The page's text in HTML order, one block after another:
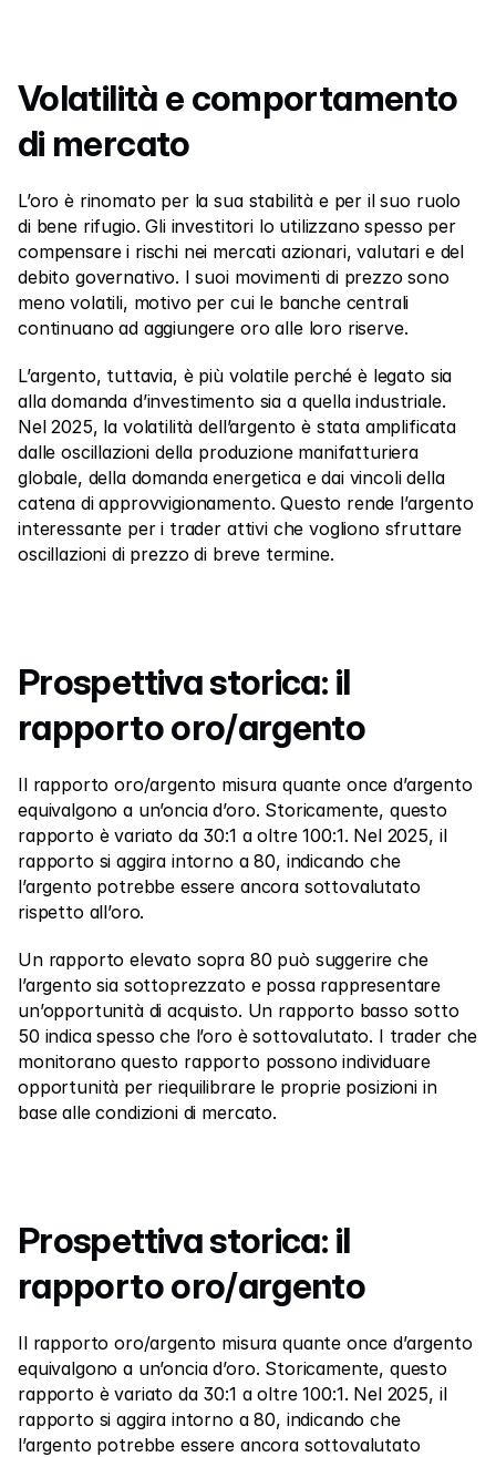
Volatilità e comportamento
di mercato
L’oro è rinomato per la sua stabilità e per il suo ruolo
di bene rifugio. Gli investitori lo utilizzano spesso per
compensare i rischi nei mercati azionari, valutari e del
debito governativo. I suoi movimenti di prezzo sono
meno volatili, motivo per cui le banche centrali
continuano ad aggiungere oro alle loro riserve.
L’argento, tuttavia, è più volatile perché è legato sia
alla domanda d’investimento sia a quella industriale.
Nel 2025, la volatilità dell’argento è stata amplificata
dalle oscillazioni della produzione manifatturiera
globale, della domanda energetica e dai vincoli della
catena di approvvigionamento. Questo rende l’argento
interessante per i trader attivi che vogliono sfruttare
oscillazioni di prezzo di breve termine.
Prospettiva storica: il
rapporto oro/argento
Il rapporto oro/argento misura quante once d’argento
equivalgono a un’oncia d’oro. Storicamente, questo
rapporto è variato da 30:1 a oltre 100:1. Nel 2025, il
rapporto si aggira intorno a 80, indicando che
l’argento potrebbe essere ancora sottovalutato
rispetto all’oro.
Un rapporto elevato sopra 80 può suggerire che
l’argento sia sottoprezzato e possa rappresentare
un’opportunità di acquisto. Un rapporto basso sotto
50 indica spesso che l’oro è sottovalutato. I trader che
monitorano questo rapporto possono individuare
opportunità per riequilibrare le proprie posizioni in
base alle condizioni di mercato.
Prospettiva storica: il
rapporto oro/argento
Il rapporto oro/argento misura quante once d’argento
equivalgono a un’oncia d’oro. Storicamente, questo
rapporto è variato da 30:1 a oltre 100:1. Nel 2025, il
rapporto si aggira intorno a 80, indicando che
l’argento potrebbe essere ancora sottovalutato